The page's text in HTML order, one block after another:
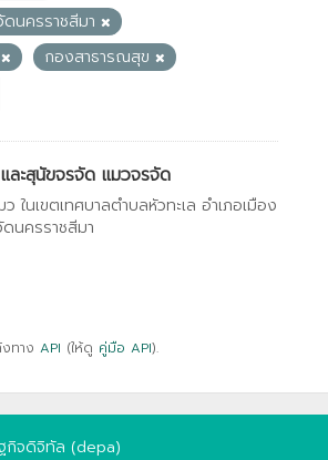
นครราชสีมา
กองสาธารณสุข
ละสุนัขจรจัด แมวจรจัด
ในเขตเทศบาลตำบลหัวทะเล อำเภอเมือง
นครราชสีมา
ทาง API (ให้ดู คู่มือ API).
กิจดิจิทัล (depa)